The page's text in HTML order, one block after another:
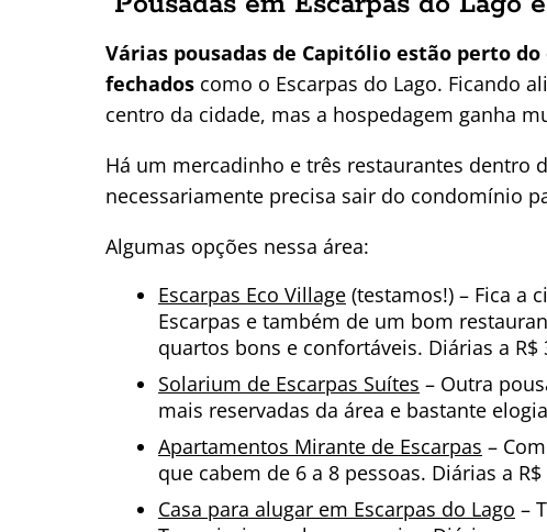
Várias pousadas de Capitólio estão perto
fechados como o Escarpas do Lago. Ficando
centro da cidade, mas a hospedagem ganha
Há um mercadinho e três restaurantes dentro
necessariamente precisa sair do condomínio
Algumas opções nessa área:
Escarpas Eco Village (testamos!) – Fica a
Escarpas e também de um bom
quartos bons e confortáveis. Diárias a R$
Solarium de Escarpas Suítes – Outra
mais reservadas da área e bastante
Apartamentos Mirante de Escarpas –
que cabem de 6 a 8 pessoas. Diárias a R$
Casa para alugar em Escarpas do Lago –